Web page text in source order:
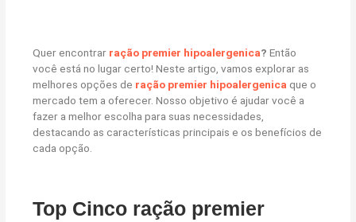
Quer encontrar ração premier hipoalergenica? Então
você está no lugar certo! Neste artigo, vamos explorar as
melhores opções de ração premier hipoalergenicaque o
mercado tem a oferecer. Nosso objetivo é ajudar você a
fazer a melhor escolha para suas necessidades,
destacando as características principais e os benefícios de
cada opção.
Top Cinco ração premier